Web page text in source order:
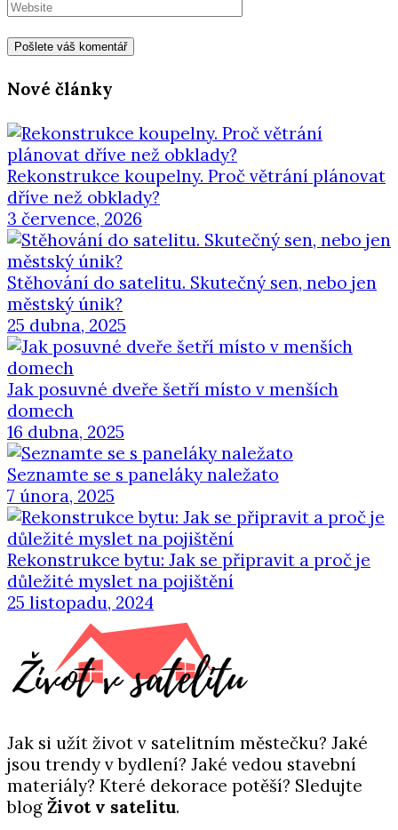
Nové články
Rekonstrukce koupelny. Proč větrání plánovat
dříve než obklady?
3 července, 2026
Stěhování do satelitu. Skutečný sen, nebo jen
městský únik?
25 dubna, 2025
Jak posuvné dveře šetří místo v menších
domech
16 dubna, 2025
Seznamte se s paneláky naležato
7 února, 2025
Rekonstrukce bytu: Jak se připravit a proč je
důležité myslet na pojištění
25 listopadu, 2024
Jak si užít život v satelitním městečku? Jaké
jsou trendy v bydlení? Jaké vedou stavební
materiály? Které dekorace potěší? Sledujte
blog Život v satelitu.